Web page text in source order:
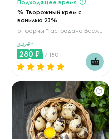
Подходящее время
% Творожный крем с
ванилью 23%
от фермы "Гастродача Вселуг"
315
280 / 180 г